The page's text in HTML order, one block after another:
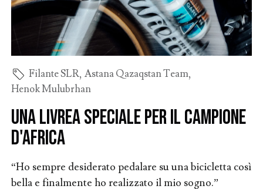
Filante SLR, Astana Qazaqstan Team,
Henok Mulubrhan
Una livrea speciale per il campione
d'Africa
“Ho sempre desiderato pedalare su una bicicletta così
bella e finalmente ho realizzato il mio sogno.”